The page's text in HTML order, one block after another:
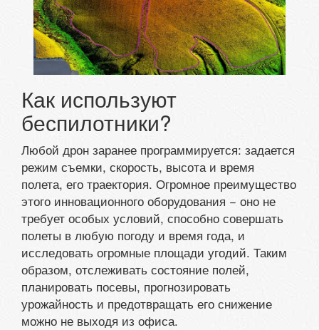
Как используют
беспилотники?
Любой дрон заранее программируется: задается
режим съемки, скорость, высота и время
полета, его траектория. Огромное преимущество
этого инновационного оборудования − оно не
требует особых условий, способно совершать
полеты в любую погоду и время года, и
исследовать огромные площади угодий. Таким
образом, отслеживать состояние полей,
планировать посевы, прогнозировать
урожайность и предотвращать его снижение
можно не выходя из офиса.